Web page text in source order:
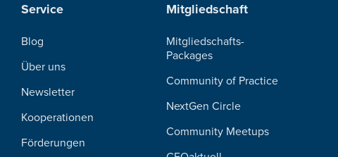
Service
Blog
Über uns
Newsletter
Kooperationen
Förderungen
Mitgliedschaft
Mitgliedschafts-
Packages
Community of Practice
NextGen Circle
Community Meetups